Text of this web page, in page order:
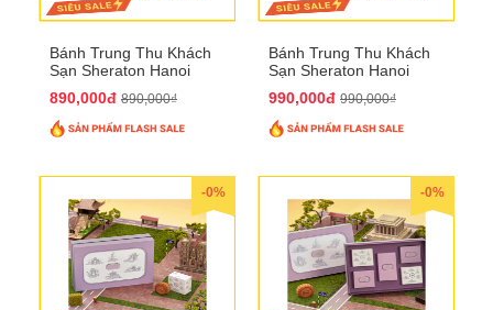
Bánh Trung Thu Khách
Sạn Sheraton Hanoi
890,000đ 890,000₫
Bánh Trung Thu Khách
Sạn Sheraton Hanoi
990,000đ 990,000₫
-0% -0%